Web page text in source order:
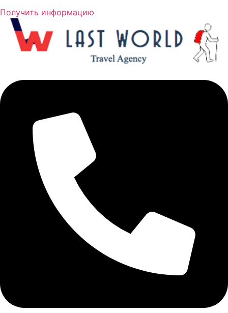
Получить информацию